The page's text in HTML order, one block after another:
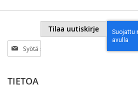
Tilaa
uutiskirjeemme:
Tilaa uutiskirje
TIETOA